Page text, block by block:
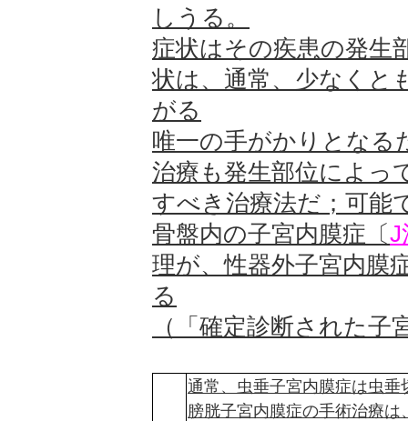
しうる。
症状はその疾患の発
状は、通常、少なくと
がる
唯一の手がかりとなる
治療も発生部位によ
すべき治療法だ；可能
骨盤内の子宮内膜症〔J
理が、性器外子宮内膜
る
（「確定診断された
通常、虫垂子宮内膜症は虫垂
膀胱子宮内膜症の手術治療